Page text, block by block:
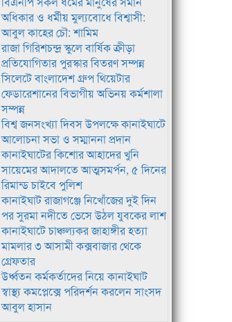
অধিকার ও ধর্মীয় মুল্যবোধে বিশ্বাসী:
আবুল কাহের চৌ: শামিম
রাজা গিরিশচন্দ্র স্কুলে বার্ষিক ক্রীড়া
প্রতিযোগিতার পুরস্কার বিতরণ সম্পন্ন
সিলেটে বাংলাদেশ গ্রুপ থিয়েটার
ফেডারেশানের বিভাগীয় অভিনয় কর্মশালা
সম্পন্ন
বিশ্ব জনসংখ্যা দিবস উপলক্ষে কানাইঘাটে
আলোচনা সভা ও সম্মাননা প্রদান
কানাইঘাটের কিশোর আহাদের খুনি
সায়েমের আদালতে আত্মসমর্পন, ৫ দিনের
রিমান্ড চাইবে পুলিশ
কানাইঘাট রাজাগঞ্জে নিখোঁজের দুই দিন
পর সুরমা নদীতে ভেসে উঠল যুবকের লাশ
কানাইঘাটে চাঞ্চল্যকর জাহাঙ্গীর হত্যা
মামলার ৩ আসামী কক্সবাজার থেকে
গ্রেফতার
উর্ধ্বতন কর্মকর্তাদের নিয়ে কানাইঘাট
স্বাস্থ্য কমপ্লেক্সে পরিদর্শন করলেন সাংসদ
আবুল হাসান